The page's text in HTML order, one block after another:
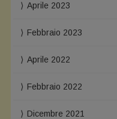
Aprile 2023
Febbraio 2023
Aprile 2022
Febbraio 2022
Dicembre 2021